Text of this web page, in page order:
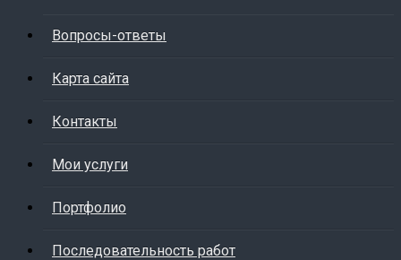
Вопросы-ответы
Карта сайта
Контакты
Мои услуги
Портфолио
Последовательность работ